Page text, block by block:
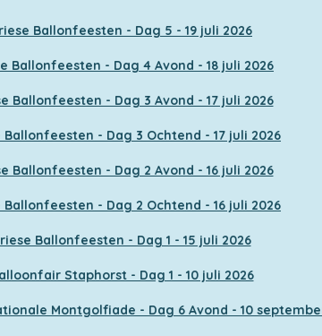
Ballonfeesten - Dag 5 - 19 juli 2026
Ballonfeesten - Dag 4 Avond - 18 juli 2026
Ballonfeesten - Dag 3 Avond - 17 juli 2026
Ballonfeesten - Dag 3 Ochtend - 17 juli 2026
Ballonfeesten - Dag 2 Avond - 16 juli 2026
Ballonfeesten - Dag 2 Ochtend - 16 juli 2026
Ballonfeesten - Dag 1 - 15 juli 2026
Staphorst - Dag 1 - 10 juli 2026
Montgolfiade - Dag 6 Avond - 10